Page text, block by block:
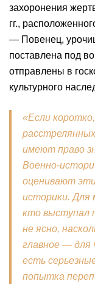
захоронения
гг.,
— Повенец,
поставлена под
отправлены в
культурного
«Если
имеют право
Военно-
оценивают
историки. Для
кто выступал
не ясно,
главное — для
есть
попытка